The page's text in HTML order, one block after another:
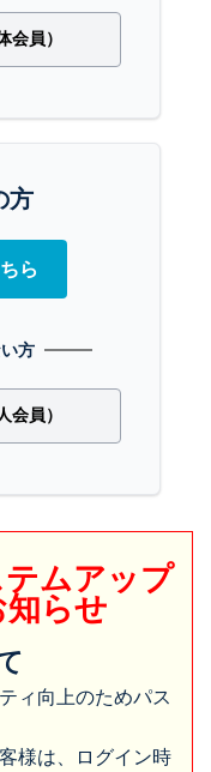
会員）
方
ら
方
会員）
テムアップ
らせ
ィ向上のためパス
様は、ログイン時